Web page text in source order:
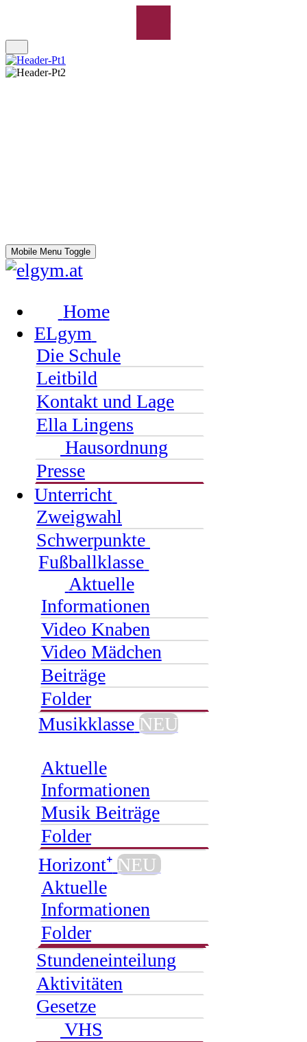
Mobile Menu Toggle
Home
ELgym
Die Schule
Leitbild
Kontakt und Lage
Ella Lingens
Hausordnung
Presse
Unterricht
Zweigwahl
Schwerpunkte
Fußballklasse
Aktuelle
Informationen
Video Knaben
Video Mädchen
Beiträge
Folder
Musikklasse NEU
Aktuelle
Informationen
Musik Beiträge
Folder
Horizont⁺ NEU
Aktuelle
Informationen
Folder
Stundeneinteilung
Aktivitäten
Gesetze
VHS